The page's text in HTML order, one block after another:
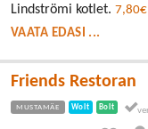
Lindströmi kotlet. 7,80€
VAATA EDASI ...
Friends Restoran
MUSTAMÄE Wolt Bolt